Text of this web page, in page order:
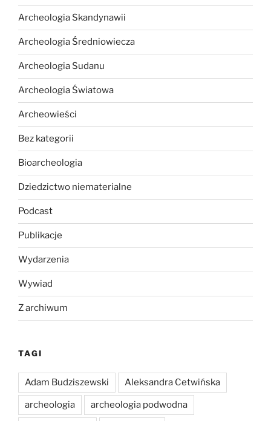
Archeologia Skandynawii
Archeologia Średniowiecza
Archeologia Sudanu
Archeologia Światowa
Archeowieści
Bez kategorii
Bioarcheologia
Dziedzictwo niematerialne
Podcast
Publikacje
Wydarzenia
Wywiad
Z archiwum
TAGI
Adam Budziszewski Aleksandra Cetwińska
archeologia archeologia podwodna